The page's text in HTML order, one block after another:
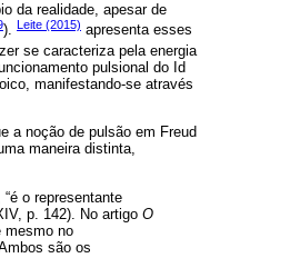
da realidade, apesar de
). Leite (2015) apresenta esses
se caracteriza pela energia
pulsional do Id
manifestando-se através
a noção de pulsão em Freud
maneira distinta,
o representante
p. 142). No artigo O
mesmo no
são os